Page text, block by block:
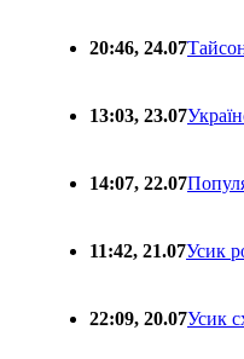
20:46, 24.07
13:03, 23.07
14:07, 22.07
11:42, 21.07Усик
22:09, 20.07Усик